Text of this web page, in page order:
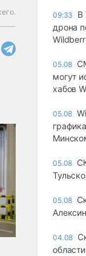
09:33
В
дрона
05.08
могут
хабов
05.08
05.08
05.08
04.08